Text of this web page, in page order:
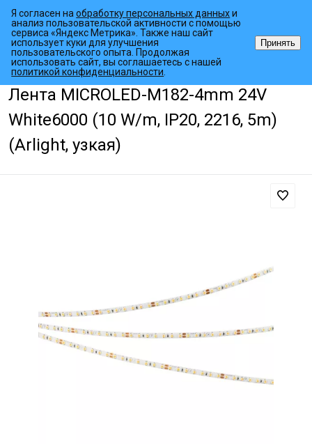
Главная страница • Каталог товаров • Светодиодные ленты
Лента MICROLED-M182-4mm 24V
White6000 (10 W/m, IP20, 2216, 5m)
(Arlight, узкая)
Я согласен наобработку персональных данныхи
анализ пользовательской активности с помощью
сервиса «Яндекс Метрика». Также наш сайт
использует куки для улучшения
пользовательского опыта. Продолжая
использовать сайт, вы соглашаетесь с нашей
политикой конфиденциальности
Принять